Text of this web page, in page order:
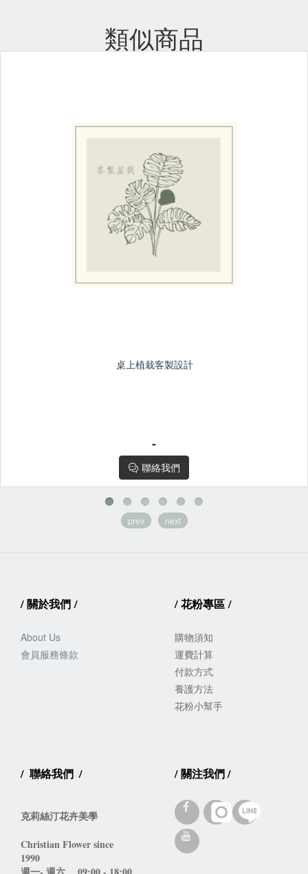
類似商品
桌上植栽客製設計
植栽客製設計若有其他預算/品種等需求請或聯絡
-
聯絡我們
prev next
/關於我們 /
About Us
會員服務條款
/花粉專區 /
購物須知
運費計算
付款方式
養護方法
花粉小幫手
/ 聯絡我們 /
克莉絲汀花卉美學
Christian Flower since
1990
/關注我們/